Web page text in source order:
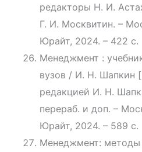
редакторы Н. И.
Г. И. Москвитин. –
Юрайт, 2024. – 422 с.
Менеджмент :
вузов / И. Н. Шапкин
редакцией И. Н.
перераб. и доп. –
Юрайт, 2024. – 589 с.
Менеджмент: методы